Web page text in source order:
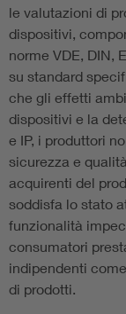
le valutazioni di
dispositivi,
norme VDE, DIN,
su standard
che gli effetti
dispositivi e la
e IP, i produttori
sicurezza e
acquirenti del
soddisfa lo stato
funzionalità
consumatori
indipendenti
di prodotti.